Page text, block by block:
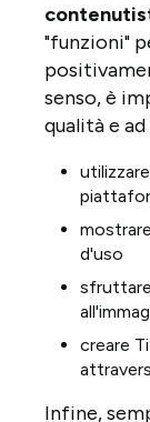
"funzioni"
senso, è
qualità e
d'uso
creare
Infine,